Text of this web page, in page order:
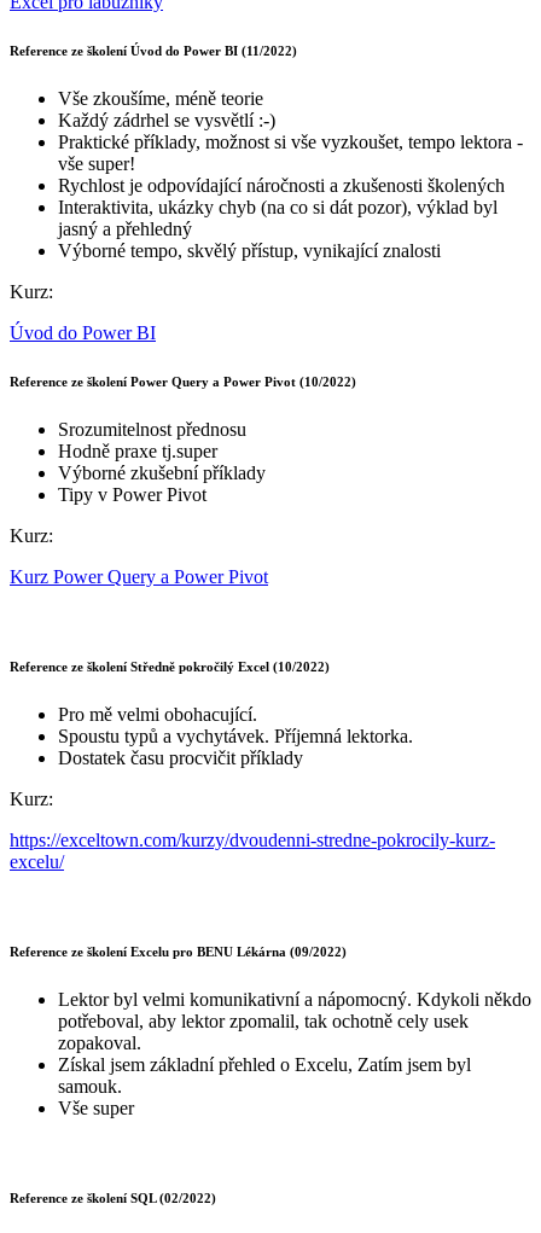
Reference ze školení Úvod do Power BI (11/2022)
Vše zkoušíme, méně teorie
Každý zádrhel se vysvětlí :-)
Praktické příklady, možnost si vše vyzkoušet, tempo lektora -
vše super!
Rychlost je odpovídající náročnosti a zkušenosti školených
Interaktivita, ukázky chyb (na co si dát pozor), výklad byl
jasný a přehledný
Výborné tempo, skvělý přístup, vynikající znalosti
Kurz:
Úvod do Power BI
Reference ze školení Power Query a Power Pivot (10/2022)
Srozumitelnost přednosu
Hodně praxe tj.super
Výborné zkušební příklady
Tipy v Power Pivot
Kurz:
Kurz Power Query a Power Pivot
Reference ze školení Středně pokročilý Excel (10/2022)
Pro mě velmi obohacující.
Spoustu typů a vychytávek. Příjemná lektorka.
Dostatek času procvičit příklady
Kurz:
https://exceltown.com/kurzy/dvoudenni-stredne-pokrocily-kurz-
excelu/
Reference ze školení Excelu pro BENU Lékárna (09/2022)
Lektor byl velmi komunikativní a nápomocný. Kdykoli někdo
potřeboval, aby lektor zpomalil, tak ochotně cely usek
zopakoval.
Získal jsem základní přehled o Excelu, Zatím jsem byl
samouk.
Vše super
Reference ze školení SQL (02/2022)